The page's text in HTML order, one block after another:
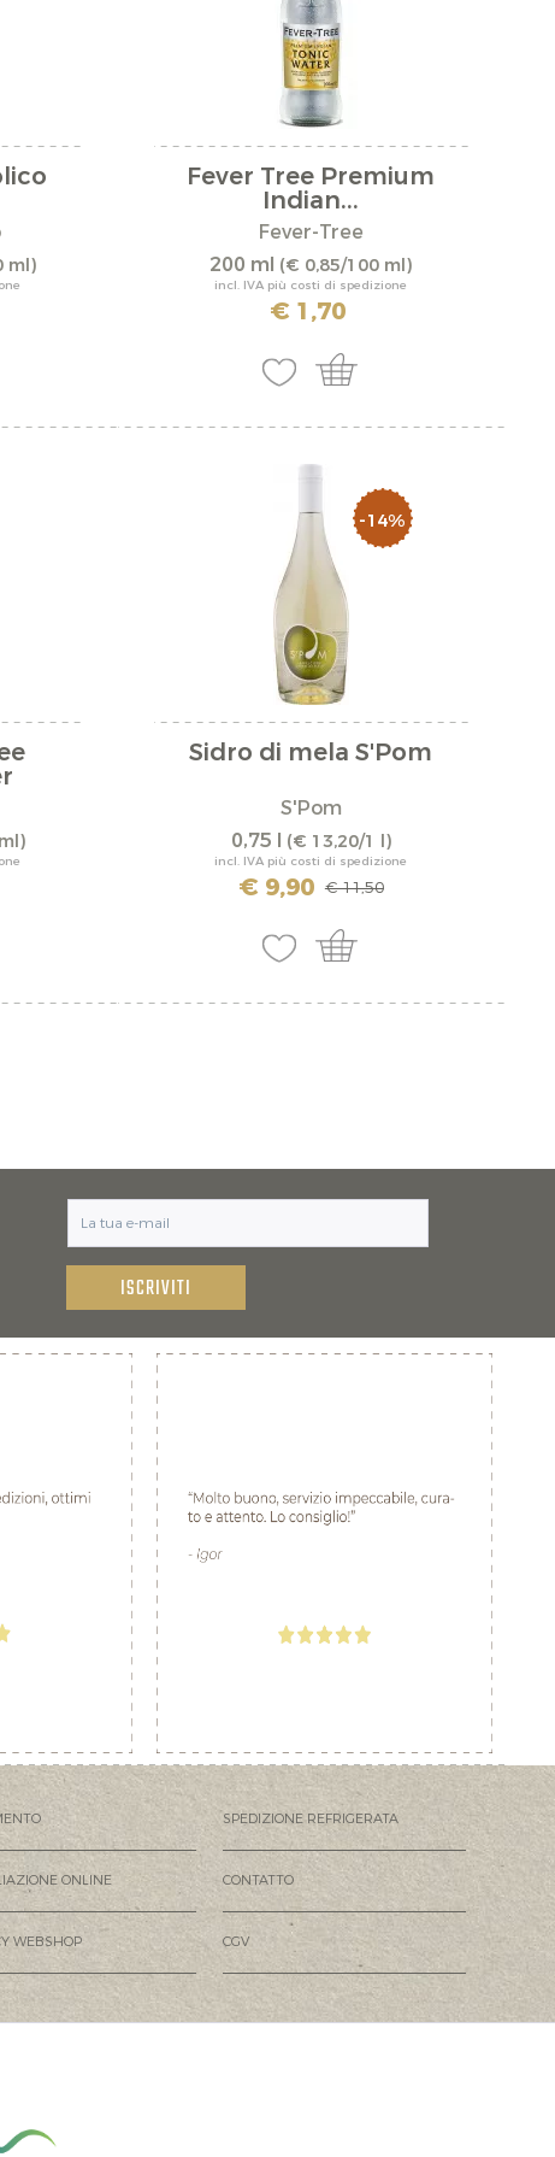
Pfefferminz
ml)
Fever Tree Premium
Indian...
Fever-Tree
200 ml (€ 0,85/100 ml)
incl. IVA più costi di spedizione
€ 1,70
-14%
Sidro di mela S'Pom
S'Pom
0,75 l (€ 13,20/1 l)
incl. IVA più costi di spedizione
€ 9,90 € 11,50
ISCRIVITI
SPEDIZIONE REFRIGERATA
ONLINE CONTATTO
WEBSHOP CGV